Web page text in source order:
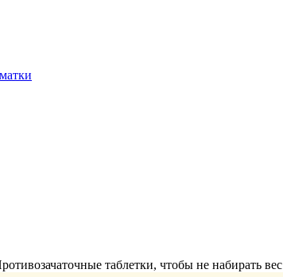
таблетки, чтобы не набирать вес